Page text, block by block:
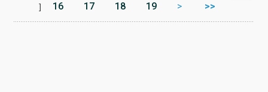
] 16 17 18 19 > >>